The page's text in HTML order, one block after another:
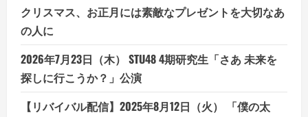
クリスマス、お正月には素敵なプレゼントを大切なあ
の人に
2026年7月23日（木） STU48 4期研究生「さあ 未来を
探しに行こうか？」公演
【リバイバル配信】2025年8月12日（火） 「僕の太